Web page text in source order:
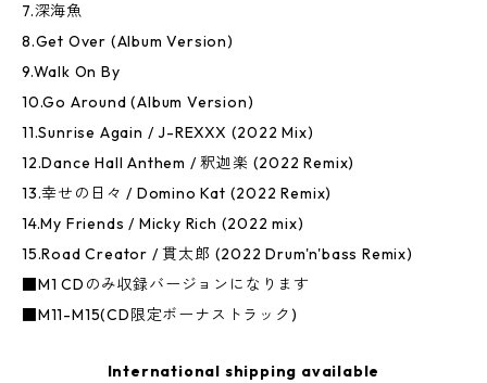
7.深海魚
8.Get Over (Album Version)
9.Walk On By
10.Go Around (Album Version)
11.Sunrise Again / J-REXXX (2022 Mix)
12.Dance Hall Anthem / 釈迦楽 (2022 Remix)
13.幸せの日々 / Domino Kat (2022 Remix)
14.My Friends / Micky Rich (2022 mix)
15.Road Creator / 貫太郎 (2022 Drum'n'bass Remix)
■M1 CDのみ収録バージョンになります
■M11-M15(CD限定ボーナストラック)
International shipping available